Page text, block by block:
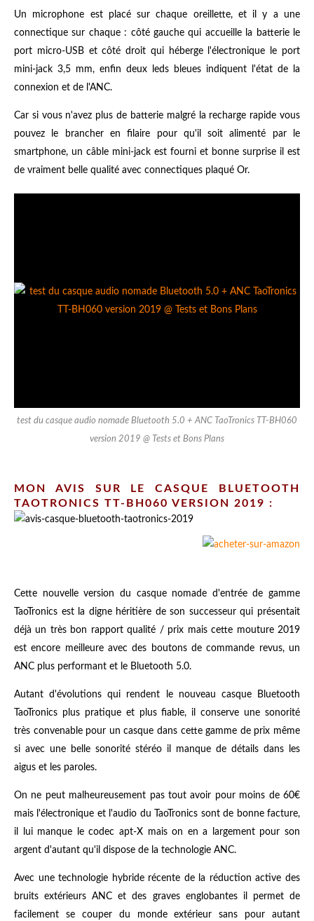
Un microphone est placé sur chaque oreillette, et il y a une
connectique sur chaque : côté gauche qui accueille la batterie le
port micro-USB et côté droit qui héberge l'électronique le port
mini-jack 3,5 mm, enfin deux leds bleues indiquent l'état de la
connexion et de l'ANC.
Car si vous n'avez plus de batterie malgré la recharge rapide vous
pouvez le brancher en filaire pour qu'il soit alimenté par le
smartphone, un câble mini-jack est fourni et bonne surprise il est
de vraiment belle qualité avec connectiques plaqué Or.
test du casque audio nomade Bluetooth 5.0 + ANC TaoTronics TT-BH060
version 2019 @ Tests et Bons Plans
MON AVIS SUR LE CASQUE BLUETOOTH
TAOTRONICS TT-BH060 VERSION 2019 :
Cette nouvelle version du casque nomade d'entrée de gamme
TaoTronics est la digne héritière de son successeur qui présentait
déjà un très bon rapport qualité / prix mais cette mouture 2019
est encore meilleure avec des boutons de commande revus, un
ANC plus performant et le Bluetooth 5.0.
Autant d'évolutions qui rendent le nouveau casque Bluetooth
TaoTronics plus pratique et plus fiable, il conserve une sonorité
très convenable pour un casque dans cette gamme de prix même
si avec une belle sonorité stéréo il manque de détails dans les
aigus et les paroles.
On ne peut malheureusement pas tout avoir pour moins de 60€
mais l'électronique et l'audio du TaoTronics sont de bonne facture,
il lui manque le codec apt-X mais on en a largement pour son
argent d'autant qu'il dispose de la technologie ANC.
Avec une technologie hybride récente de la réduction active des
bruits extérieurs ANC et des graves englobantes il permet de
facilement se couper du monde extérieur sans pour autant